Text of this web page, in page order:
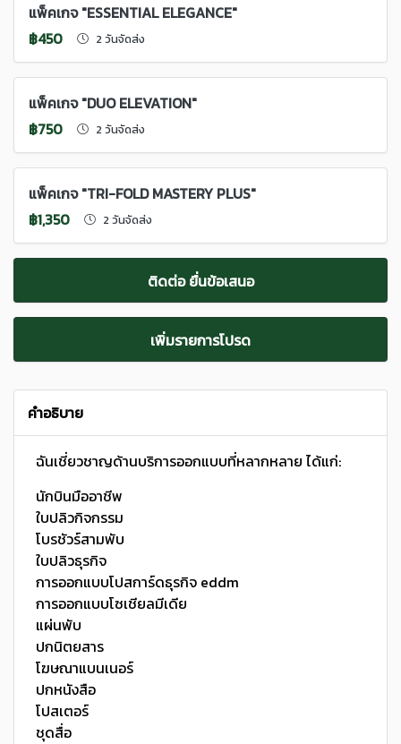
แพ็คเกจ "ESSENTIAL ELEGANCE"
฿450
2 วันจัดส่ง
แพ็คเกจ "DUO ELEVATION"
฿750
2 วันจัดส่ง
แพ็คเกจ "TRI-FOLD MASTERY PLUS"
฿1,350
2 วันจัดส่ง
ติดต่อ ยื่นข้อเสนอ
เพิ่มรายการโปรด
คำอธิบาย
ฉันเชี่ยวชาญด้านบริการออกแบบที่หลากหลาย ได้แก่:
นักบินมืออาชีพ
ใบปลิวกิจกรรม
โบรชัวร์สามพับ
ใบปลิวธุรกิจ
การออกแบบโปสการ์ดธุรกิจ eddm
การออกแบบโซเชียลมีเดีย
แผ่นพับ
ปกนิตยสาร
โฆษณาแบนเนอร์
ปกหนังสือ
โปสเตอร์
ชุดสื่อ